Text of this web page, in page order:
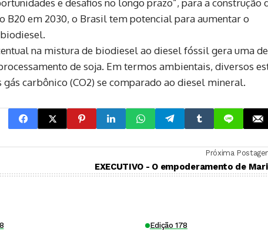
e desafios no longo prazo”, para a construção
B20 em 2030, o Brasil tem potencial para aumentar o
na mistura de biodiesel ao diesel fóssil gera uma
de soja. Em termos ambientais, diversos
carbônico (CO2) se comparado ao diesel mineral.
Próxima
EXECUTIVO - O empoderamento de
Edição 178